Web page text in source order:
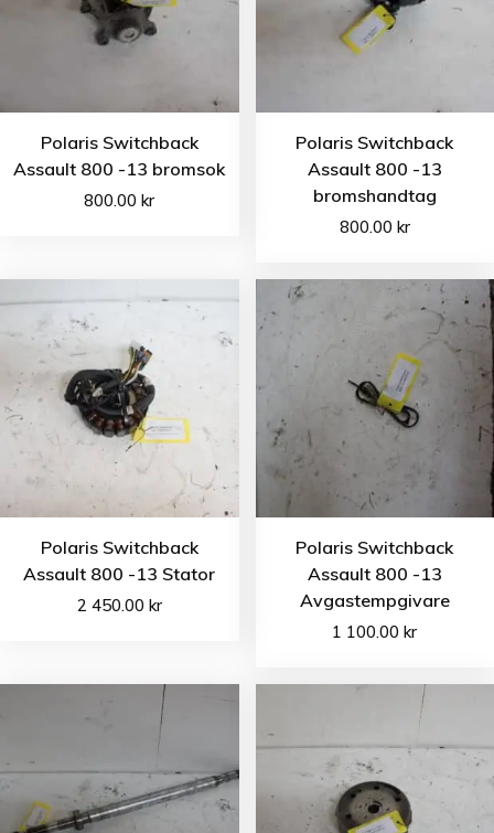
Polaris Switchback
Assault 800 -13 bromsok
800.00kr
Polaris Switchback
Assault 800 -13
bromshandtag
800.00 kr
Polaris Switchback
Assault 800 -13 Stator
2 450.00 kr
Polaris Switchback
Assault 800 -13
Avgastempgivare
1 100.00kr